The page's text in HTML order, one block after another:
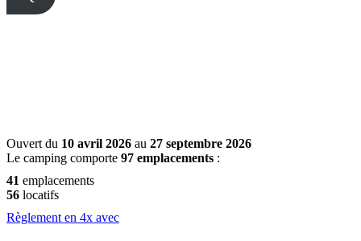
Ouvert du 10 avril 2026 au 27 septembre 2026
Le camping comporte 97 emplacements :
41 emplacements
56 locatifs
Règlement en 4x avec